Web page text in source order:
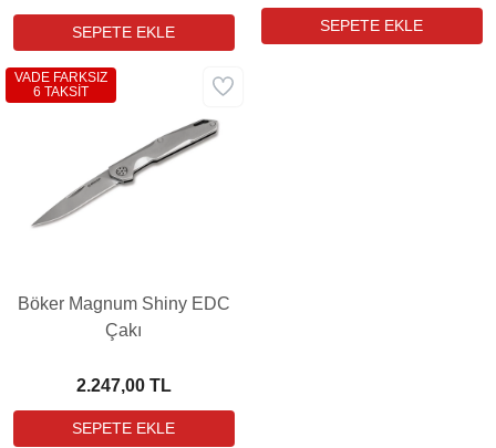
Böker Magnum Shiny EDC
Çakı
2.247,00 TL
VADE FARKSIZ
6 TAKSİT